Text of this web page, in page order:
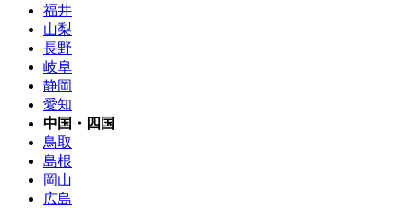
福井
山梨
長野
岐阜
静岡
愛知
中国・四国
鳥取
島根
岡山
広島